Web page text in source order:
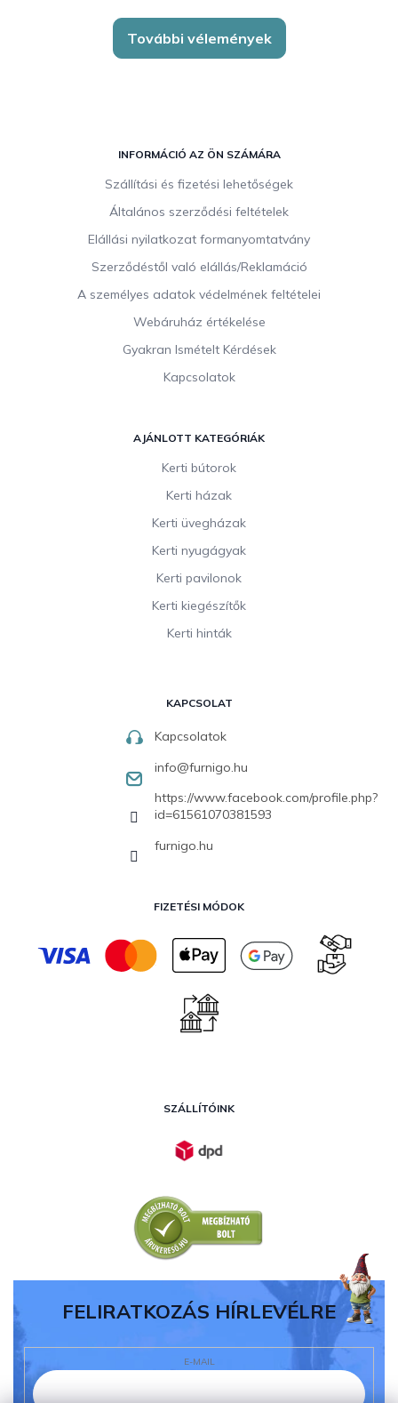
További vélemények
INFORMÁCIÓ AZ ÖN SZÁMÁRA
Szállítási és fizetési lehetőségek
Általános szerződési feltételek
Elállási nyilatkozat formanyomtatvány
Szerződéstől való elállás/Reklamáció
A személyes adatok védelmének feltételei
Webáruház értékelése
Gyakran Ismételt Kérdések
Kapcsolatok
AJÁNLOTT KATEGÓRIÁK
Kerti bútorok
Kerti házak
Kerti üvegházak
Kerti nyugágyak
Kerti pavilonok
Kerti kiegészítők
Kerti hinták
KAPCSOLAT
Kapcsolatok
info@furnigo.hu
https://www.facebook.com/profile.php?
id=61561070381593
furnigo.hu
FIZETÉSI MÓDOK
SZÁLLÍTÓINK
FELIRATKOZÁS HÍRLEVÉLRE
E-MAIL